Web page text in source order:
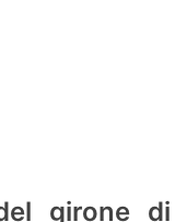
girone di